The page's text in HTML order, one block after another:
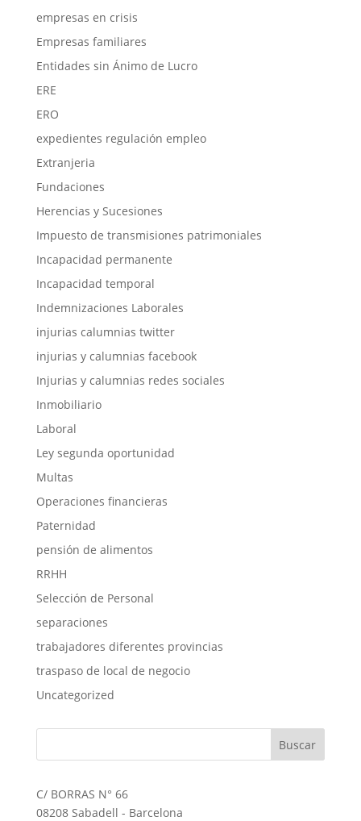
empresas en crisis
Empresas familiares
Entidades sin Ánimo de Lucro
ERE
ERO
expedientes regulación empleo
Extranjeria
Fundaciones
Herencias y Sucesiones
Impuesto de transmisiones patrimoniales
Incapacidad permanente
Incapacidad temporal
Indemnizaciones Laborales
injurias calumnias twitter
injurias y calumnias facebook
Injurias y calumnias redes sociales
Inmobiliario
Laboral
Ley segunda oportunidad
Multas
Operaciones financieras
Paternidad
pensión de alimentos
RRHH
Selección de Personal
separaciones
trabajadores diferentes provincias
traspaso de local de negocio
Uncategorized
C/ BORRAS N° 66
08208 Sabadell - Barcelona